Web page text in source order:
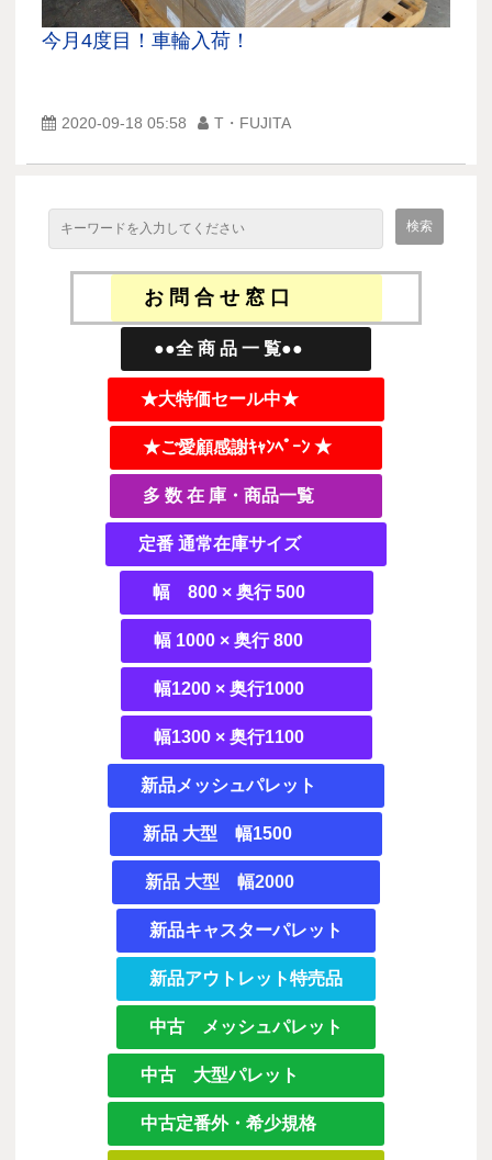
今月4度目！車輪入荷！
2020-09-18 05:58 T・FUJITA
お 問 合 せ 窓 口
●●全 商 品 一 覧●●
★大特価セール中★
★ご愛顧感謝ｷｬﾝﾍﾟｰﾝ ★
多 数 在 庫・商品一覧
定番 通常在庫サイズ
幅 800 × 奥行 500
幅 1000 × 奥行 800
幅1200 × 奥行1000
幅1300 × 奥行1100
新品メッシュパレット
新品 大型 幅1500
新品 大型 幅2000
新品キャスターパレット
新品アウトレット特売品
中古 メッシュパレット
中古 大型パレット
中古定番外・希少規格